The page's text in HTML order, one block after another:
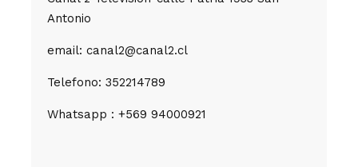
Antonio
email: canal2@canal2.cl
Telefono: 352214789
Whatsapp : +569 94000921